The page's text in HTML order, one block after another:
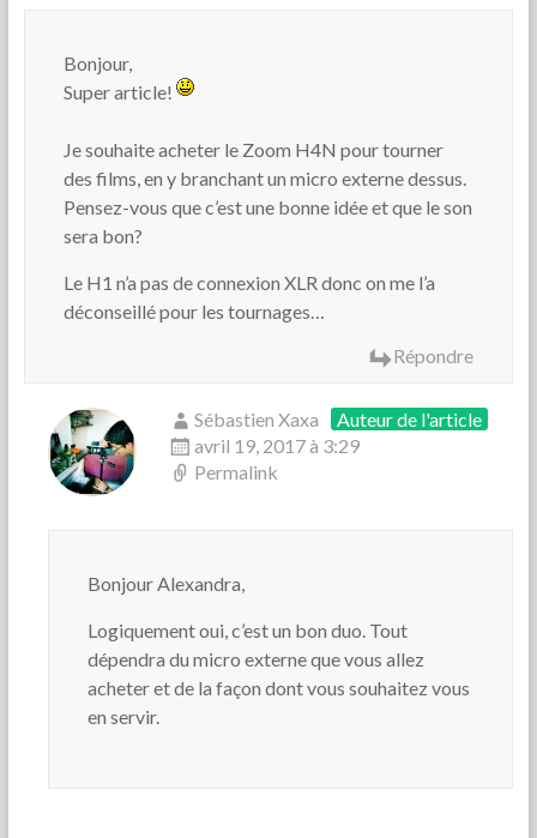
Bonjour,
Super article!
Je souhaite acheter le Zoom H4N pour tourner
des films, en y branchant un micro externe dessus.
Pensez-vous que c’est une bonne idée et que le son
sera bon?
Le H1 n’a pas de connexion XLR donc on me l’a
déconseillé pour les tournages…
Répondre
Sébastien Xaxa
Auteur de l'article
avril 19, 2017 à 3:29
Permalink
Bonjour Alexandra,
Logiquement oui, c’est un bon duo. Tout
dépendra du micro externe que vous allez
acheter et de la façon dont vous souhaitez vous
en servir.